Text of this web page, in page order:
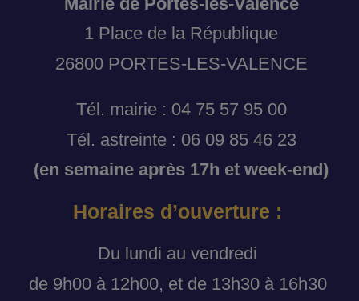
1 Place de la République
26800 PORTES-LES-VALENCE
Tél. mairie : 04 75 57 95 00
Tél. astreinte : 06 09 85 46 23
(en semaine après 17h et week-end)
Horaires d’ouverture :
Du lundi au vendredi
de 9h00 à 12h00, et de 13h30 à 16h30